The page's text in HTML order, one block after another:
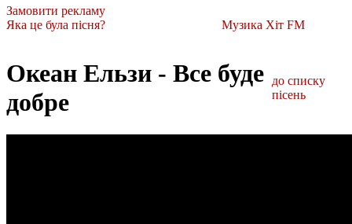
Замовити рекламу
Яка це була пісня?
Музика Хіт FM
Океан Ельзи - Все буде
добре
до списку
пісень